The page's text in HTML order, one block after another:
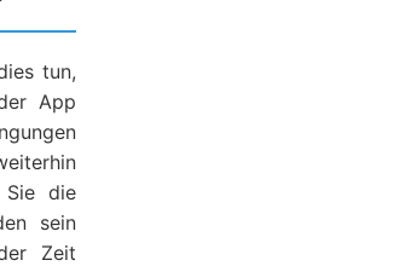
tun,
App
Sie die
sein
Zeit